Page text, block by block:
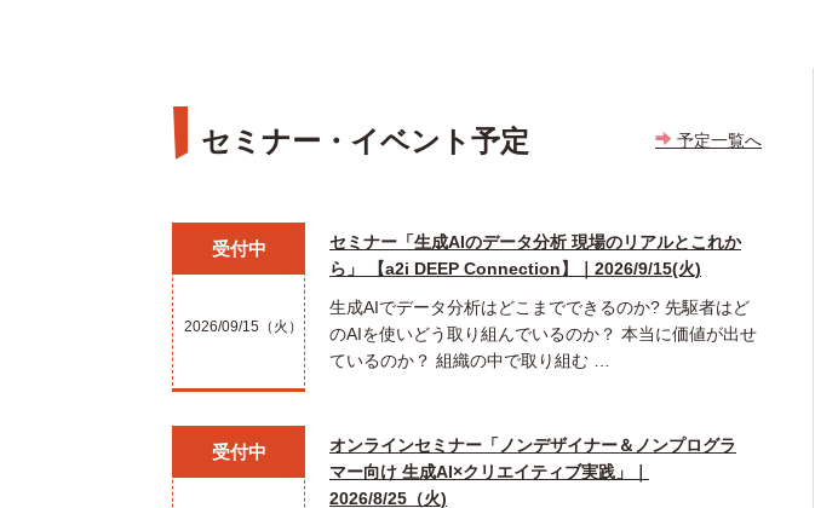
セミナー・イベント予定
受付中
2026/09/15（火）
セミナー「生成AIのデータ分析 現場のリアルとこれか
ら」 【a2i DEEP Connection】｜2026/9/15(火)
生成AIでデータ分析はどこまでできるのか? 先駆者はど
のAIを使いどう取り組んでいるのか？ 本当に価値が出せ
ているのか？ 組織の中で取り組む …
受付中
オンラインセミナー「ノンデザイナー＆ノンプログラ
マー向け 生成AI×クリエイティブ実践」｜
2026/8/25（火)
予定一覧へ